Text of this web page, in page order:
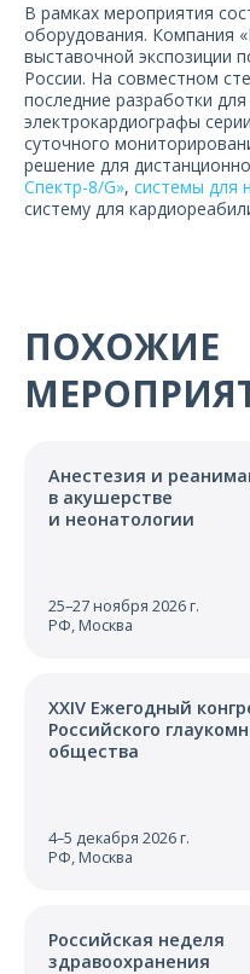
В рамках мероприятия
оборудования. Компания
выставочной экспозиции
России. На совместном
последние разработки
электрокардиографы серии
суточного
решение для
Спектр-8/G», системы для
систему для
ПОХОЖИЕ
Анестезия и
в акушерстве
и неонатологии
25–27 ноября 2026 г.
РФ, Москва
XXIV Ежегодный
Российского
общества
4–5 декабря 2026 г.
РФ, Москва
Российская неделя
здравоохранения